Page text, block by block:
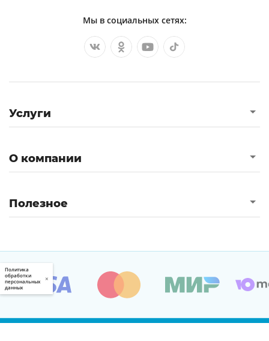
Мы в социальных сетях:
Услуги
О компании
Полезное
Политика
обработки
персональных
данных
×